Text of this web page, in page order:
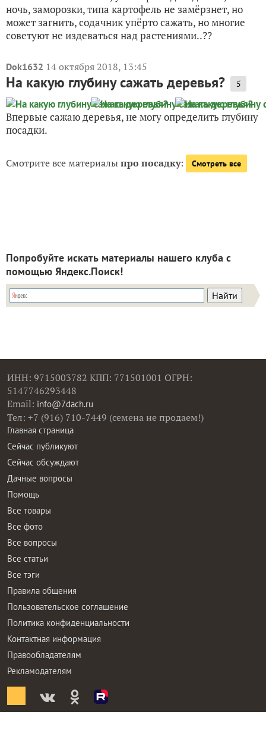
ночь, заморозки, типа картофель не замёрзнет, но
может загнить, содачник упёрто сажать, но многие
советуют не издеваться над растениями..??
Dok1632 14 октября 2018, 13:45
На какую глубину сажать деревья? 5
Впервые сажаю деревья, не могу определить глубину
посадки.
Смотрите все материалыпро посадку: Смотреть все
Попробуйте искать материалы нашего клуба с
помощью Яндекс.Поиск!
ИНН: 9715003782 КПП: 771501001 ОГРН:
5147746293448
Email: info@7dach.ru
Тел: +7 (916) 710-7449 (семена не продаем!)
Главная страница
Сейчас публикуют
Сейчас обсуждают
Дачные вопросы
Помощь
Все товары
Все фото
Все вопросы
Все статьи
Все тэги
Правила общения
Пользовательское соглашение
Политика конфиденциальности
Контактная информация
Правообладателям
Рекламодателям